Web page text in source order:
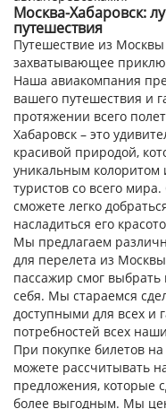
Москва-Хабаровск:
путешествия
Путешествие из Москвы
захватывающее
Наша авиакомпания
вашего путешествия и
протяжении всего
Хабаровск – это
красивой природой,
уникальным колоритом
туристов со всего
сможете легко
насладиться его
Мы предлагаем
для перелета из
пассажир смог
себя. Мы стараемся
доступными для всех и
потребностей всех
При покупке билетов
можете рассчитывать
предложения, которые
более выгодным. Мы